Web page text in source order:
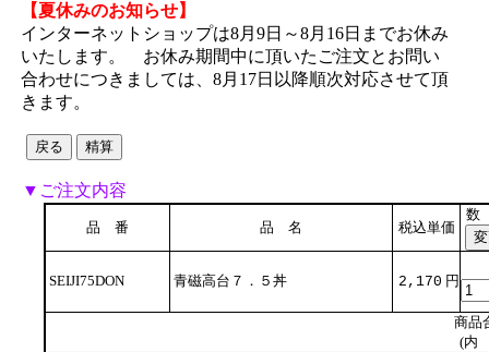
【夏休みのお知らせ】
インターネットショップは8月9日～8月16日までお休み
いたします。 お休み期間中に頂いたご注文とお問い
合わせにつきましては、8月17日以降順次対応させて頂
きます。
▼ご注文内容
品 番 品 名 税込単価
数
SEIJI75DON 青磁高台７．５丼 2,170 円
商品
(内